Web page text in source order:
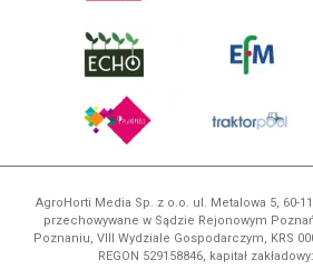
AgroHorti Media Sp. z o.o. ul. Metalowa 5, 60-
przechowywane w Sądzie Rejonowym
Poznaniu, VIII Wydziale Gospodarczym, KRS
REGON 529158846, kapitał